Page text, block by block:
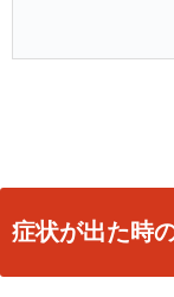
症状が出た時